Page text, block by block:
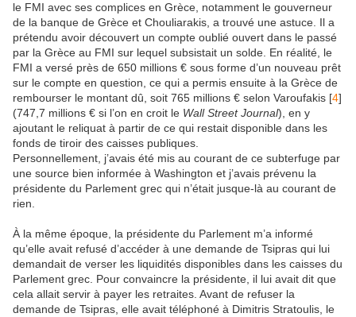
le FMI avec ses complices en Grèce, notamment le gouverneur
de la banque de Grèce et Chouliarakis, a trouvé une astuce. Il a
prétendu avoir découvert un compte oublié ouvert dans le passé
par la Grèce au FMI sur lequel subsistait un solde. En réalité, le
FMI a versé près de 650 millions € sous forme d’un nouveau prêt
sur le compte en question, ce qui a permis ensuite à la Grèce de
rembourser le montant dû, soit 765 millions € selon Varoufakis [4]
(747,7 millions € si l’on en croit le Wall Street Journal), en y
ajoutant le reliquat à partir de ce qui restait disponible dans les
fonds de tiroir des caisses publiques.
Personnellement, j’avais été mis au courant de ce subterfuge par
une source bien informée à Washington et j’avais prévenu la
présidente du Parlement grec qui n’était jusque-là au courant de
rien.
À la même époque, la présidente du Parlement m’a informé
qu’elle avait refusé d’accéder à une demande de Tsipras qui lui
demandait de verser les liquidités disponibles dans les caisses du
Parlement grec. Pour convaincre la présidente, il lui avait dit que
cela allait servir à payer les retraites. Avant de refuser la
demande de Tsipras, elle avait téléphoné à Dimitris Stratoulis, le